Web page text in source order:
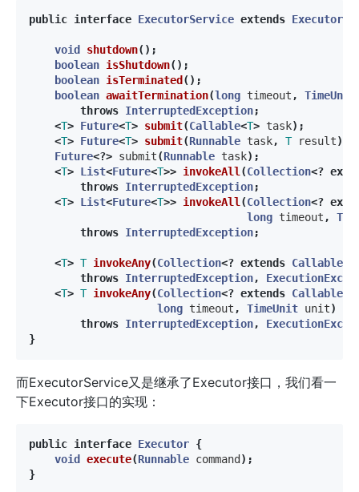
public interface ExecutorService extends Executor
void shutdown();
boolean isShutdown();
boolean isTerminated();
boolean awaitTermination(long timeout ,
TimeUnit
throws InterruptedException;
<T> Future<T> submit(Callable<T> task);
<T> Future<T> submit(Runnable task, T result);
Future<?> submit(Runnable task);
<T> List<Future<T>> invokeAll (Collection<?
throws InterruptedException;
<T> List<Future<T>> invokeAll (Collection<?
long timeout ,
throws InterruptedException;
<T> T invokeAny(Collection<? extends Callable
throws InterruptedException,
<T> T invokeAny(Collection<? extends Callable
long timeout , TimeUnit unit)
throws InterruptedException,
}
而ExecutorService又是继承了Executor接口，我们看一
下Executor接口的实现：
public interface Executor {
void execute(Runnable command);
}